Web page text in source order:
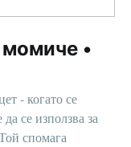
•
- когато се
се използва за
спомага